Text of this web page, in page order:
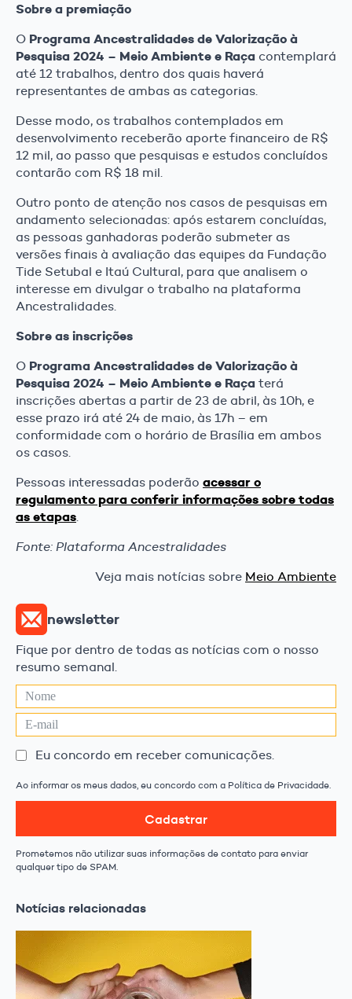
Sobre a premiação
O Programa Ancestralidades de Valorização à
Pesquisa 2024 – Meio Ambiente e Raça contemplará
até 12 trabalhos, dentro dos quais haverá
representantes de ambas as categorias.
Desse modo, os trabalhos contemplados em
desenvolvimento receberão aporte financeiro de R$
12 mil, ao passo que pesquisas e estudos concluídos
contarão com R$ 18 mil.
Outro ponto de atenção nos casos de pesquisas em
andamento selecionadas: após estarem concluídas,
as pessoas ganhadoras poderão submeter as
versões finais à avaliação das equipes da Fundação
Tide Setubal e Itaú Cultural, para que analisem o
interesse em divulgar o trabalho na plataforma
Ancestralidades.
Sobre as inscrições
O Programa Ancestralidades de Valorização à
Pesquisa 2024 – Meio Ambiente e Raça terá
inscrições abertas a partir de 23 de abril, às 10h, e
esse prazo irá até 24 de maio, às 17h – em
conformidade com o horário de Brasília em ambos
os casos.
Pessoas interessadas poderão acessar o
regulamento para conferir informações sobre todas
as etapas.
Fonte: Plataforma Ancestralidades
Veja mais notícias sobre Meio Ambiente
newsletter
Fique por dentro de todas as notícias com o nosso
resumo semanal.
Eu concordo em receber comunicações.
Ao informar os meus dados, eu concordo com a Política de Privacidade.
Cadastrar
Prometemos não utilizar suas informações de contato para enviar
qualquer tipo de SPAM.
Notícias relacionadas